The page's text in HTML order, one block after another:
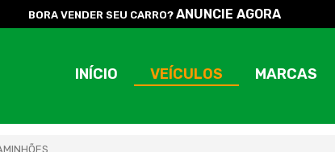
BORA VENDER SEU CARRO? ANUNCIE AGORA
INÍCIO VEÍCULOS MARCAS